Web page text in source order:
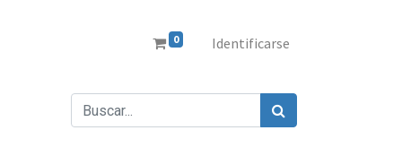
0 Identificarse